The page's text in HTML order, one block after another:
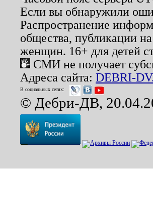
Если вы обнаружили
Распространение
общества, публикации
женщин. 16+ для детей
СМИ не получает
Адреса сайта: DEBRI-
В социальных сетях:
© Дебри-ДВ,